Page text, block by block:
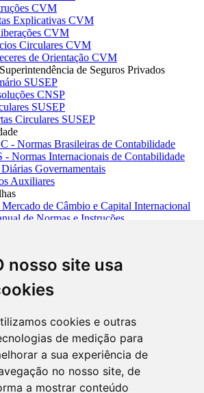
nosso site usa
cookies e outras
de medição para
a sua experiência de
no nosso site, de
a mostrar conteúdo
CVM
Explicativas CVM
CVM
Circulares CVM
de Orientação CVM
de Seguros Privados
SUSEP
CNSP
SUSEP
Circulares SUSEP
- Normas Brasileiras de Contabilidade
- Normas Internacionais de Contabilidade
Diárias Governamentais
Auxiliares
de Câmbio e Capital Internacional
de Normas e Instruções
de Títulos e Valores Mobiliários
de Crédito Rural
de Organização do SFN
de Supervisão Bancária
de Documentos
- Classificação Nacional de
Econômicas
do BCB
do BCB e Cosif-e
Diárias Governamentais
da República